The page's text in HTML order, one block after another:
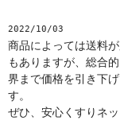
2022/10/03
商品によっては送料
もありますが、総合
界まで価格を引き下
す。
ぜひ、安心くすりネ